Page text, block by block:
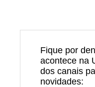
Fique por
acontece na
dos canais
novidades: